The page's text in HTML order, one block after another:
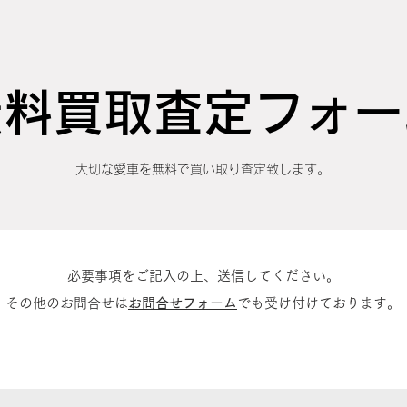
買取査定フォ
大切な愛車を無料で買い取り査定致します。
必要事項をご記入の上、送信してください。
​その他のお問合せは お問合せフォーム でも受け付けております。